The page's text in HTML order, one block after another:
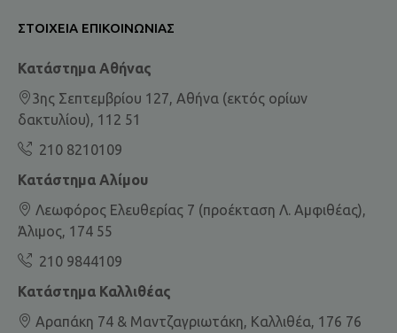
ΣΤΟΙΧΕΊΑ ΕΠΙΚΟΙΝΩΝΊΑΣ
Κατάστημα Αθήνας
3ης Σεπτεμβρίου 127, Αθήνα (εκτός ορίων
δακτυλίου), 112 51
210 8210109
Κατάστημα Αλίμου
Λεωφόρος Ελευθερίας 7 (προέκταση Λ. Αμφιθέας),
Άλιμος, 174 55
210 9844109
Κατάστημα Καλλιθέας
Αραπάκη 74 & Μαντζαγριωτάκη, Καλλιθέα, 176 76